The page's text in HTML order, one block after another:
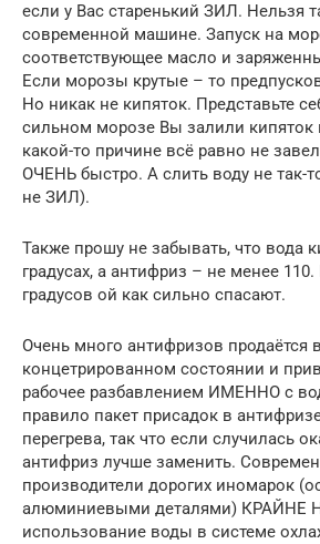
если у Вас старенький ЗИЛ. Нельзя
современной машине. Запуск на
соответствующее масло и
Если морозы крутые – то
Но никак не кипяток. Представьте
сильном морозе Вы залили
какой-то причине всё равно не
ОЧЕНЬ быстро. А слить воду не так-
не ЗИЛ).
Также прошу не забывать, что вода
градусах, а антифриз – не менее
градусов ой как сильно спасают.
Очень много антифризов продаётся в
концетрированном состоянии и
рабочее разбавлением ИМЕННО с
правило пакет присадок в
перегрева, так что если случилась
антифриз лучше заменить.
производители дорогих иномарок
алюминиевыми деталями)
использование воды в системе